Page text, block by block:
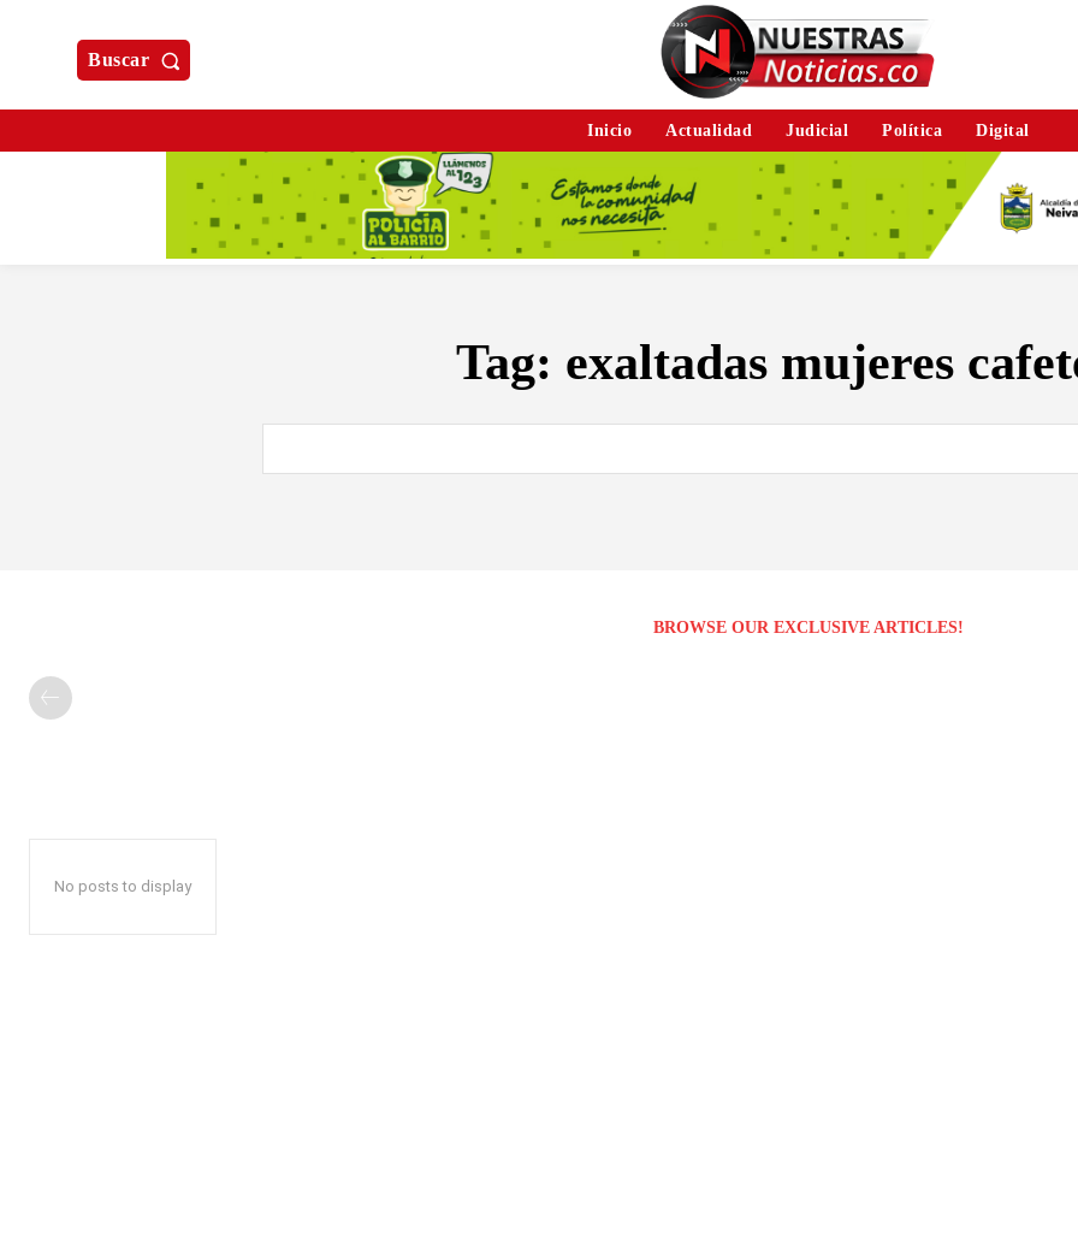
Buscar
Inicio Actualidad Judicial Política Digital
Tag: exaltadas mujeres
BROWSE OUR EXCLUSIVE ARTICLES!
No posts to display